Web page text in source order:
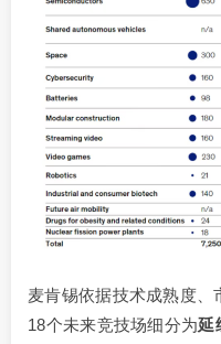
麦肯锡依据技术成熟度
18个未来竞技场细分为延